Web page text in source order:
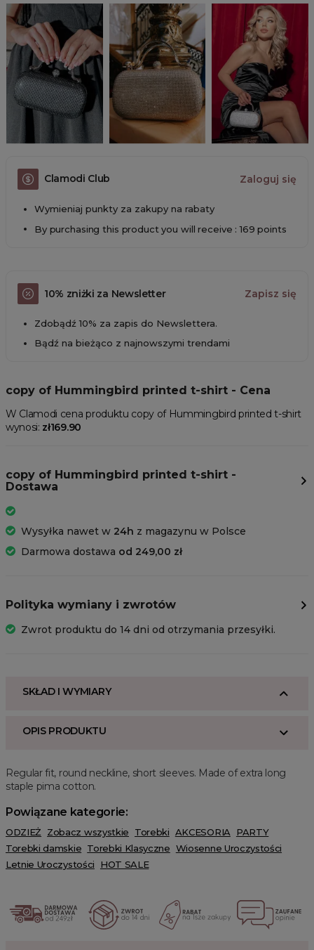
Clamodi Club Zaloguj się
Wymieniaj punkty za zakupy na rabaty
By purchasing this product you will receive : 169 points
10% zniżki za Newsletter Zapisz się
Zdobądź 10% za zapis do Newslettera.
Bądź na bieżąco z najnowszymi trendami
copy of Hummingbird printed t-shirt - Cena
W Clamodi cena produktu copy of Hummingbird printed t-shirt
wynosi: zł169.90
copy of Hummingbird printed t-shirt -
Dostawa
Wysyłka nawet w 24h z magazynu w Polsce
Darmowa dostawa od 249,00 zł
Polityka wymiany i zwrotów
Zwrot produktu do 14 dni od otrzymania przesyłki.
SKŁAD I WYMIARY
OPIS PRODUKTU
Regular fit, round neckline, short sleeves. Made of extra long
staple pima cotton.
Powiązane kategorie:
ODZIEŻ Zobacz wszystkie Torebki AKCESORIA PARTY
Torebki damskie Torebki Klasyczne Wiosenne Uroczystości
Letnie Uroczystości
HOT SALE